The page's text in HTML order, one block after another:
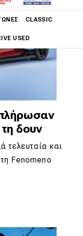
CLASSIC
USED
δουν
τελευταία και
Fenomeno